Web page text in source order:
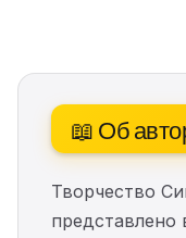
📖 Об
Творчество
представлено